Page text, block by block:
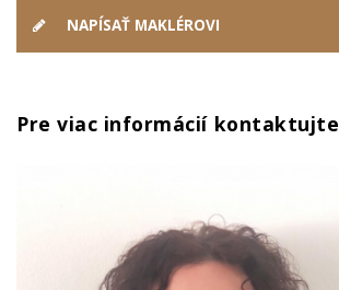
NAPÍSAŤ MAKLÉROVI
Pre viac informácií kontaktujte